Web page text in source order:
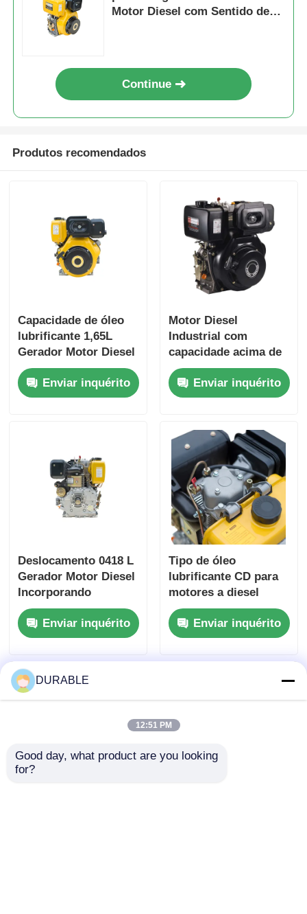
Motor Diesel com Sentido de
Continue
Produtos recomendados
Capacidade de óleo
lubrificante 1,65L
Gerador Motor Diesel
Motor Aero-resfriado
Tipo de motor
Potência nominal
Enviar inquérito
Motor Diesel
Industrial com
capacidade acima de
12V 36Ah, fornecendo
dimensão total de
420×440×495 mm
industrial
Enviar inquérito
Deslocamento 0418 L
Gerador Motor Diesel
Incorporando
Furação × Traço 86 ×
72 mm e Dimensão
Geral 420 × 440 × 495
desempenho
Enviar inquérito
Tipo de óleo
lubrificante CD para
motores a diesel
industriais, motores
de quatro tempos,
projetado para
Enviar inquérito
DURABLE
12:51 PM
Good day, what product are you looking
for?